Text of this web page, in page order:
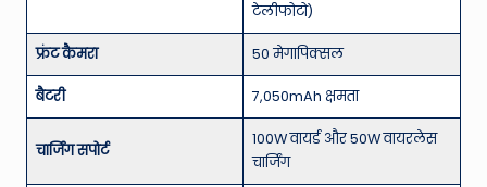
टेलीफोटो)
फ्रंट कैमरा 50 मेगापिक्सल
बैटरी 7,050mAh क्षमता
चार्जिंग सपोर्ट
100W वायर्ड और 50W वायरलेस
चार्जिंग